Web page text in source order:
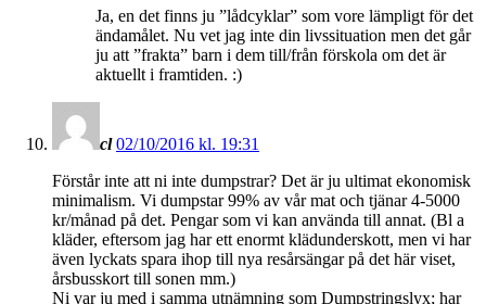
Ja, en det finns ju ”lådcyklar” som vore lämpligt för det
ändamålet. Nu vet jag inte din livssituation men det går
ju att ”frakta” barn i dem till/från förskola om det är
aktuellt i framtiden. :)
cl 02/10/2016 kl. 19:31
Förstår inte att ni inte dumpstrar? Det är ju ultimat ekonomisk
minimalism. Vi dumpstar 99% av vår mat och tjänar 4-5000
kr/månad på det. Pengar som vi kan använda till annat. (Bl a
kläder, eftersom jag har ett enormt klädunderskott, men vi har
även lyckats spara ihop till nya resårsängar på det här viset,
årsbusskort till sonen mm.)
Ni var ju med i samma utnämning som Dumpstringslyx; har